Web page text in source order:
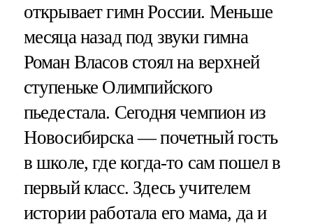
открывает гимн России. Меньше
месяца назад под звуки гимна
Роман Власов стоял на верхней
ступеньке Олимпийского
пьедестала. Сегодня чемпион из
Новосибирска — почетный гость
в школе, где когда-то сам пошел в
первый класс. Здесь учителем
истории работала его мама, да и